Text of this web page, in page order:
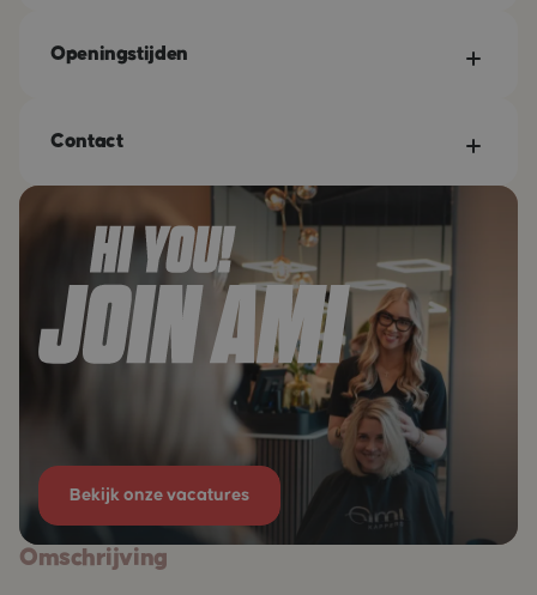
Omschrijving
Openingstijden
Contact
Bekijk onze vacatures